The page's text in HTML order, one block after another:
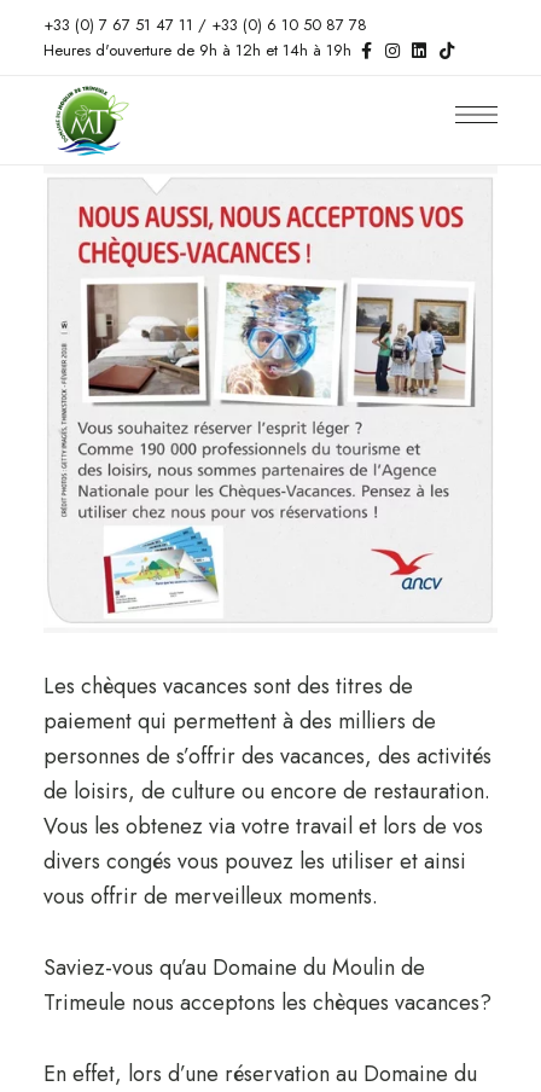
+33 (0) 7 67 51 47 11 / +33 (0) 6 10 50 87 78
Heures d'ouverture de 9h à 12h et 14h à 19h
Les chèques vacances sont des titres de
paiement qui permettent à des milliers de
personnes de s’offrir des vacances, des activités
de loisirs, de culture ou encore de restauration.
Vous les obtenez via votre travail et lors de vos
divers congés vous pouvez les utiliser et ainsi
vous offrir de merveilleux moments.
Saviez-vous qu’au Domaine du Moulin de
Trimeule nous acceptons les chèques vacances?
En effet, lors d’une réservation au Domaine du